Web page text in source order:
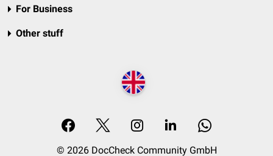
For Business
Other stuff
© 2026 DocCheck Community GmbH